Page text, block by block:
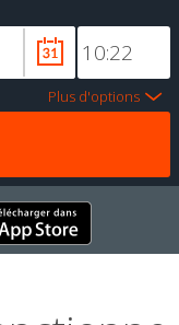
Plus d'options